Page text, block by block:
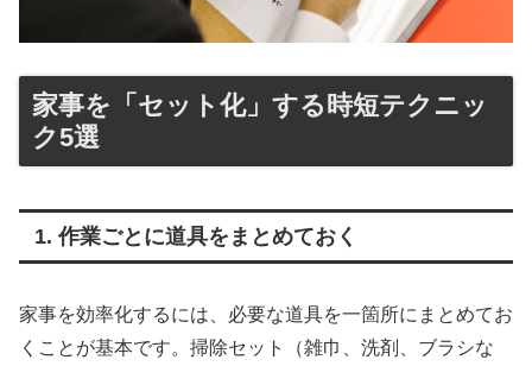
家事を「セット化」する時短テクニッ
ク5選
1. 作業ごとに道具をまとめておく
家事を効率化するには、必要な道具を一箇所にまとめてお
くことが基本です。掃除セット（雑巾、洗剤、ブラシな